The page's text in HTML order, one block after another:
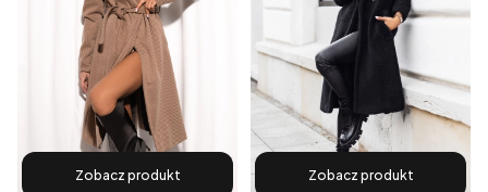
Zobacz produkt Zobacz produkt